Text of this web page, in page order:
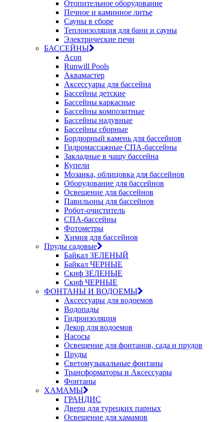
Отопительное оборудование
Печное и каминное литье
Сауны в сборе
Теплоизоляция для бани и сауны
Электрические печи
БАССЕЙНЫ
Acon
Runwill Pools
Аквамастер
Аксессуары для бассейна
Бассейны детские
Бассейны каркасные
Бассейны композитные
Бассейны надувные
Бассейны сборные
Бордюрный камень для бассейнов
Гидромассажные СПА-бассейны
Закладные в чашу бассейна
Купели
Мозаика, облицовка для бассейнов
Оборудование для бассейнов
Освещение для бассейнов
Павильоны для бассейнов
Робот-очиститель
СПА-бассейны
Фотометры
Химия для бассейнов
Пруды садовые
Байкал ЗЕЛЕНЫЙ
Байкал ЧЕРНЫЕ
Скиф ЗЕЛЕНЫЕ
Скиф ЧЕРНЫЕ
ФОНТАНЫ И ВОДОЕМЫ
Аксессуары для водоемов
Водопады
Гидроизоляция
Декор для водоемов
Насосы
Освещение для фонтанов, сада и прудов
Пруды
Светомузыкальные фонтаны
Трансформаторы и Аксессуары
Фонтаны
ХАМАМЫ
ГРАНДИС
Двери для турецких парных
Освещение для хамамов